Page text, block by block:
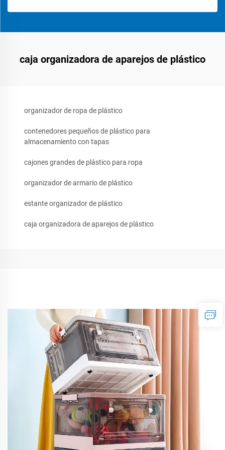
caja organizadora de aparejos de plástico
organizador de ropa de plástico
contenedores pequeños de plástico para
almacenamiento con tapas
cajones grandes de plástico para ropa
organizador de armario de plástico
estante organizador de plástico
caja organizadora de aparejos de plástico